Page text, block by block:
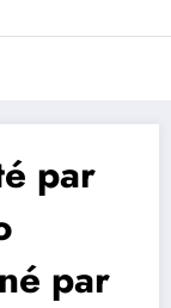
du football
par
par